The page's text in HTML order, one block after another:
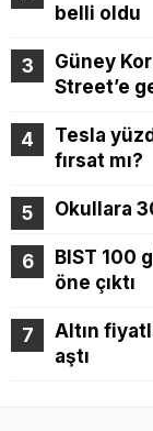
belli oldu
Güney
Street’e
Tesla
fırsat mı?
Okullara
BIST 100
öne çıktı
Altın
aştı